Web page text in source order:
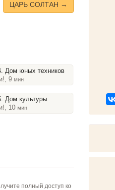
ЦАРЬ СОЛТАН →
Дом юных техников
9мин
Дом культуры
10мин
полный доступ ко